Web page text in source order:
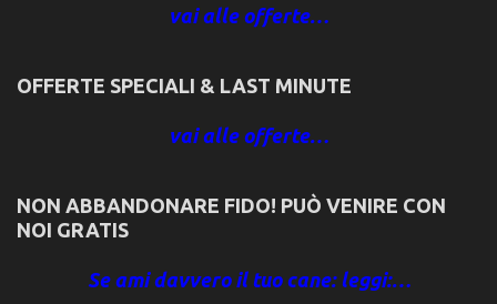
vai alle offerte…
OFFERTE SPECIALI & LAST MINUTE
vai alle offerte…
NON ABBANDONARE FIDO! PUÒ VENIRE CON
NOI GRATIS
Se ami davvero il tuo cane: leggi:…